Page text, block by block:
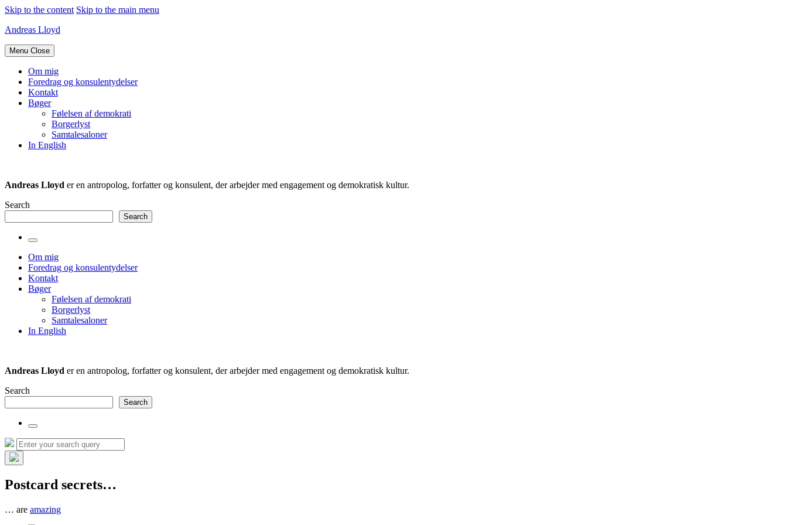
Skip to the content Skip to the main menu
Andreas Lloyd
Menu Close
Om mig
Foredrag og konsulentydelser
Kontakt
Bøger
Følelsen af demokrati
Borgerlyst
Samtalesaloner
In English
Andreas Lloyd er en antropolog, forfatter og konsulent, der arbejder med engagement og demokratisk kultur.
Search
Search
Toggle
the
search
field
Om mig
Foredrag og konsulentydelser
Kontakt
Bøger
Følelsen af demokrati
Borgerlyst
Samtalesaloner
In English
Andreas Lloyd er en antropolog, forfatter og konsulent, der arbejder med engagement og demokratisk kultur.
Search
Search
Toggle
the
search
Search
for:
Search
Hide
search
Postcard secrets…
… are amazing